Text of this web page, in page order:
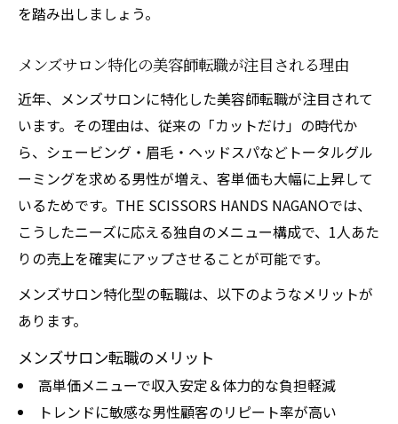
を踏み出しましょう。
メンズサロン特化の美容師転職が注目される理由
近年、メンズサロンに特化した美容師転職が注目されて
います。その理由は、従来の「カットだけ」の時代か
ら、シェービング・眉毛・ヘッドスパなどトータルグル
ーミングを求める男性が増え、客単価も大幅に上昇して
いるためです。THE SCISSORS HANDS NAGANOでは、
こうしたニーズに応える独自のメニュー構成で、1人あた
りの売上を確実にアップさせることが可能です。
メンズサロン特化型の転職は、以下のようなメリットが
あります。
メンズサロン転職のメリット
高単価メニューで収入安定＆体力的な負担軽減
トレンドに敏感な男性顧客のリピート率が高い